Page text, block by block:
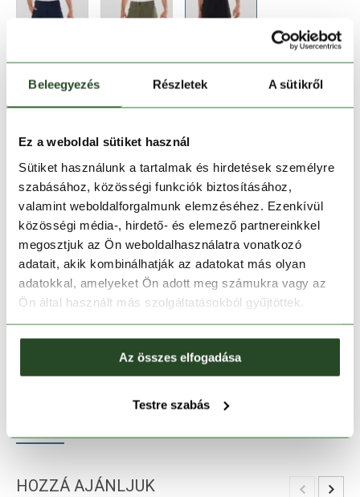
Beleegyezés Részletek A sütikről
Ez a weboldal sütiket használ
Sütiket használunk a tartalmak és hirdetések személyre
szabásához, közösségi funkciók biztosításához,
valamint weboldalforgalmunk elemzéséhez. Ezenkívül
közösségi média-, hirdető- és elemező partnereinkkel
megosztjuk az Ön weboldalhasználatra vonatkozó
adatait, akik kombinálhatják az adatokat más olyan
adatokkal, amelyeket Ön adott meg számukra vagy az
Ön által használt más szolgáltatásokból gyűjtöttek.
Az összes elfogadása
Testre szabás
XXL
Kosárba teszem
Melyik üzletben elérhető|Foglalás
30 napos visszaküldés
1-2 munkanapos szállítás
HOZZÁ AJÁNLJUK